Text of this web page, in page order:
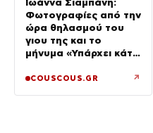
Φωτογραφίες από την
ώρα θηλασμού του
γιου της και το
μήνυμα «Υπάρχει κάτι
αργές μέρες»
COUSCOUS.GR ↗